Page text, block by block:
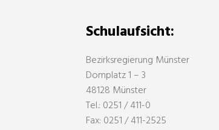
Schulaufsicht:
Bezirksregierung Münster
Domplatz 1 – 3
48128 Münster
Tel.: 0251 / 411-0
Fax: 0251 / 411-2525